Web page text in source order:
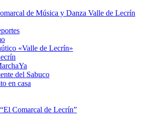
de Música y Danza Valle de Lecrín
«Valle de Lecrín»
del Sabuco
en casa
Comarcal de Lecrín”